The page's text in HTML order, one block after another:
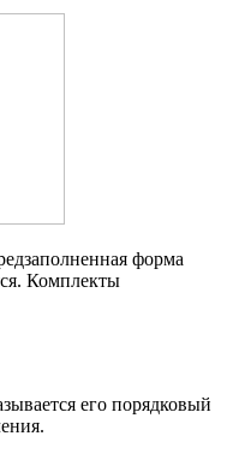
форма
Комплекты
его порядковый